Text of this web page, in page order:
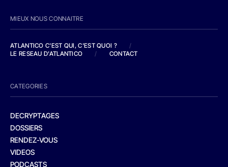
MIEUX NOUS CONNAITRE
ATLANTICO C'EST QUI, C'EST QUOI ?
/
LE RESEAU D'ATLANTICO
/ CONTACT
CATEGORIES
DECRYPTAGES
DOSSIERS
RENDEZ-VOUS
VIDEOS
PODCASTS